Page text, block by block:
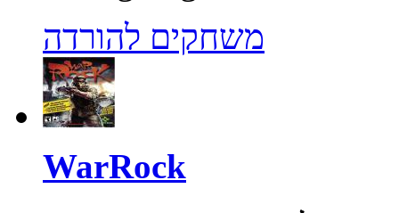
משחקים להורדה
WarRock